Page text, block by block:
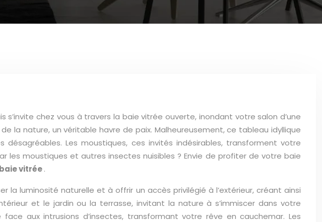
s’invite chez vous à travers la baie vitrée ouverte, inondant votre salon d’une
la nature, un véritable havre de paix. Malheureusement, ce tableau idyllique
Les moustiques, ces invités indésirables, transforment votre
moustiques et autres insectes nuisibles ? Envie de profiter de votre baie
vitrée.
luminosité naturelle et à offrir un accès privilégié à l’extérieur, créant ainsi
et le jardin ou la terrasse, invitant la nature à s’immiscer dans votre
aux intrusions d’insectes, transformant votre rêve en cauchemar. Les